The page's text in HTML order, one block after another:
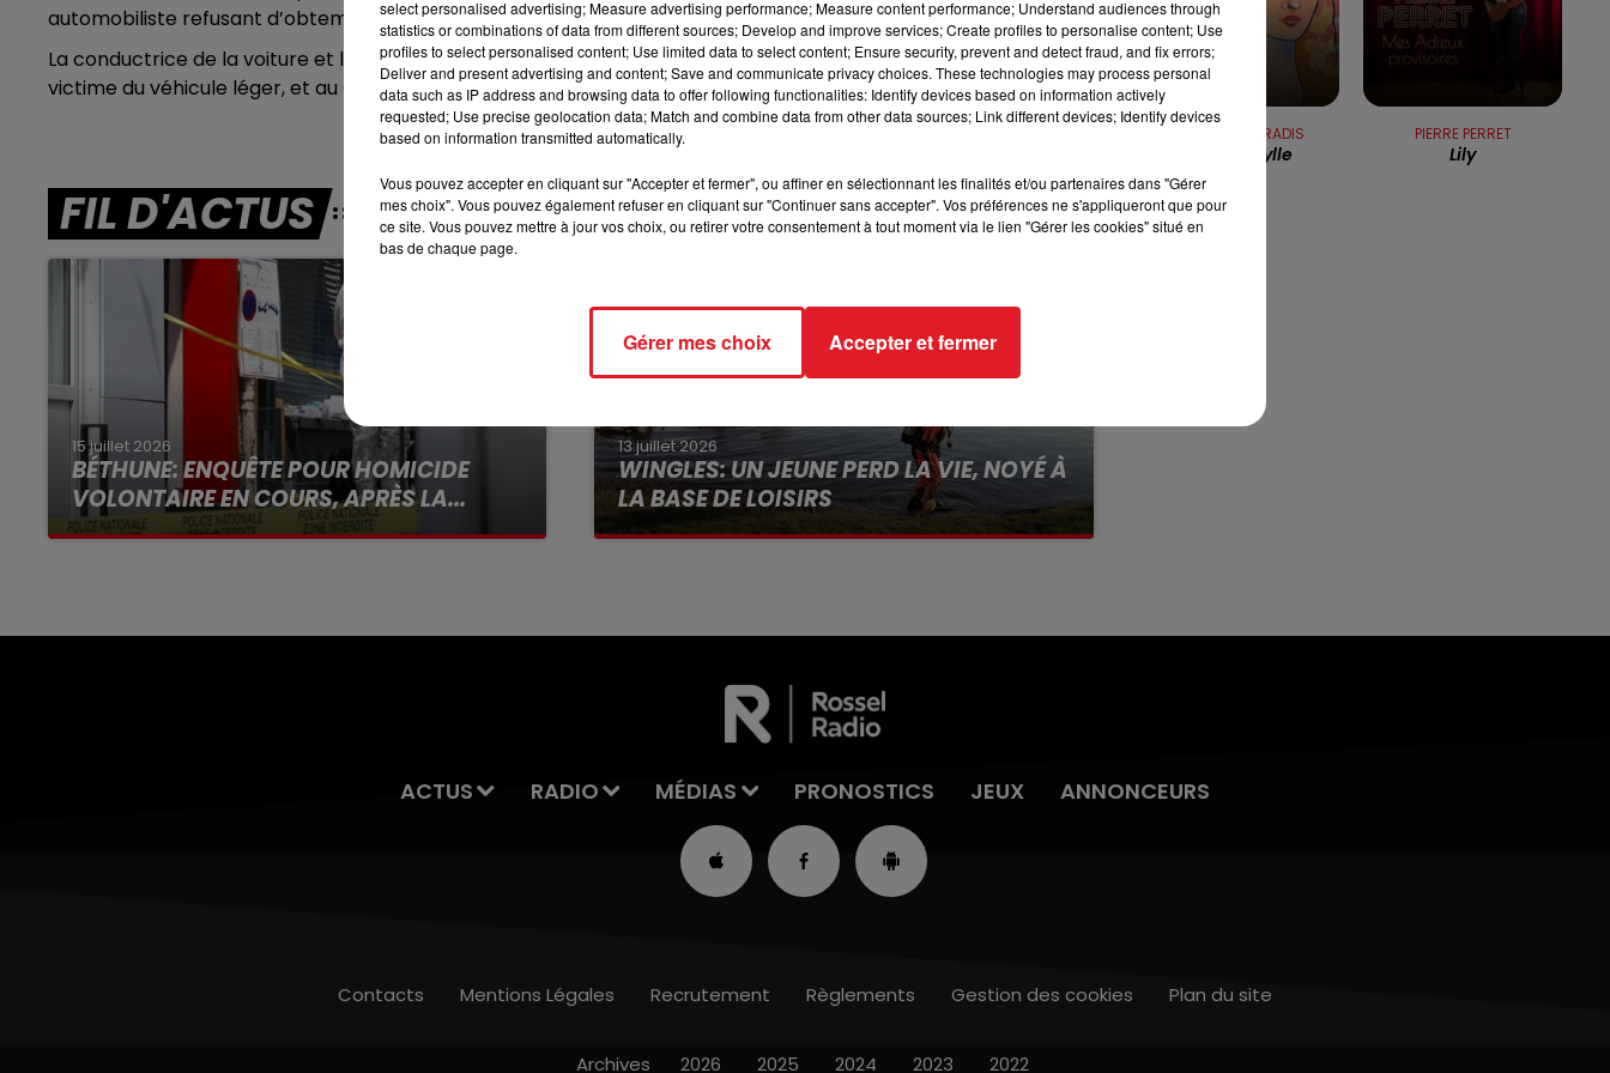
7h00 - 10h00 10h00 - 12h00
RDL WEEKEND
7h00 - 10h00
RDL WEEK-END
automobiliste refusant d’obtempérer.
La conductrice de la voiture et les 3 douaniers ont été légèrement blessés, et hospitalisés (au CHAM pour la
victime du véhicule léger, et au CHRSO pour les agents des douanes)
FIL D'ACTUS
15 juillet 2026
BÉTHUNE: ENQUÊTE POUR HOMICIDE
VOLONTAIRE EN COURS, APRÈS LA...
Selon les premiers éléments, le logement
13 juillet 2026
WINGLES: UN JEUNE PERD LA VIE, NOYÉ À
LA BASE DE LOISIRS
La victime a coulé à pic
VANESSA PARADIS
Divine Idylle
PIERRE PERRET
Lily
ACTUS RADIO MÉDIAS PRONOSTICS JEUX ANNONCEURS
Contacts Mentions Légales Recrutement Règlements Gestion des cookies Plan du site
Archives 2026 2025 2024 2023 2022
select personalised advertising; Measure advertising performance; Measure content performance; Understand audiences through
statistics or combinations of data from different sources; Develop and improve services; Create profiles to personalise content; Use
profiles to select personalised content; Use limited data to select content; Ensure security, prevent and detect fraud, and fix errors;
Deliver and present advertising and content; Save and communicate privacy choices. These technologies may process personal
data such as IP address and browsing data to offer following functionalities: Identify devices based on information actively
requested; Use precise geolocation data; Match and combine data from other data sources; Link different devices; Identify devices
based on information transmitted automatically.
Vous pouvez accepter en cliquant sur "Accepter et fermer", ou affiner en sélectionnant les finalités et/ou partenaires dans "Gérer
mes choix". Vous pouvez également refuser en cliquant sur "Continuer sans accepter". Vos préférences ne s'appliqueront que pour
ce site. Vous pouvez mettre à jour vos choix, ou retirer votre consentement à tout moment via le lien "Gérer les cookies" situé en
bas de chaque page.
Gérer mes choix Accepter et fermer